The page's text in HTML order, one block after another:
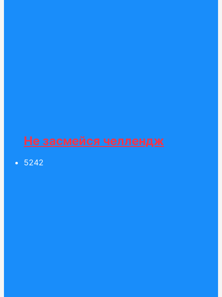
Не засмейся челлендж
5242